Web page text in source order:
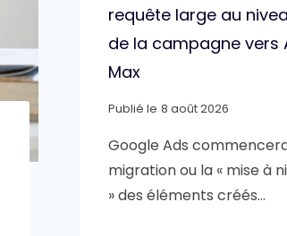
requête large au
de la campagne vers
Max
Publié le 8 août 2026
Google Ads
migration ou la « mise à
» des éléments créés…